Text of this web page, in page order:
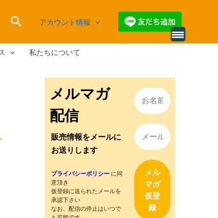
検
索
アカウント情報
私たちについて
メルマガ
配信
販売情報をメールに
お送りします
プライバシーポリシー に同
意頂き
仮登録に送られたメールを
承認下さい
なお、配信の停止はいつで
別
ー
を
読
み
込